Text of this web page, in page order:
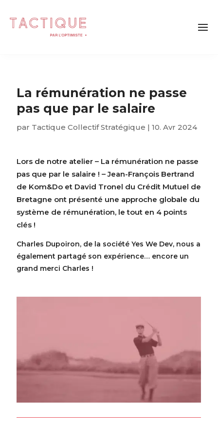
La rémunération ne passe
pas que par le salaire
par Tactique Collectif Stratégique | 10. Avr 2024
Lors de notre atelier – La rémunération ne passe
pas que par le salaire ! – Jean-François Bertrand
de Kom&Do et David Tronel du Crédit Mutuel de
Bretagne ont présenté une approche globale du
système de rémunération, le tout en 4 points
clés !
Charles Dupoiron, de la société Yes We Dev, nous a
également partagé son expérience… encore un
grand merci Charles !